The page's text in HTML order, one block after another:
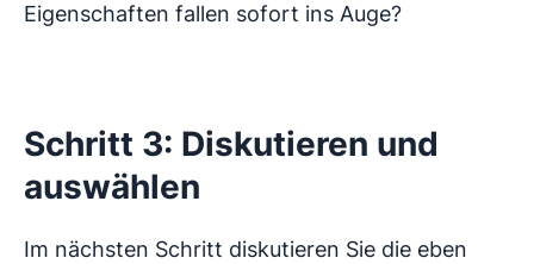
Eigenschaften fallen sofort ins Auge?
Schritt 3: Diskutieren und
auswählen
Im nächsten Schritt diskutieren Sie die eben